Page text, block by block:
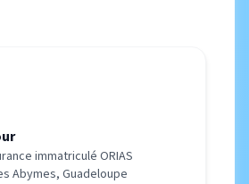
immatriculé ORIAS
Abymes, Guadeloupe